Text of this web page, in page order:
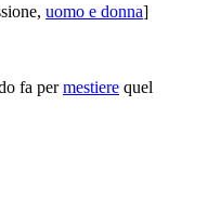
, uomo e donna]
fa permestiere quel